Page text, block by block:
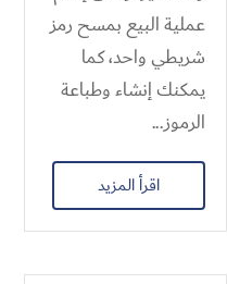
عملية البيع بمسح رمز
شريطي واحد، كما
يمكنك إنشاء وطباعة
الرموز...
اقرأ المزيد